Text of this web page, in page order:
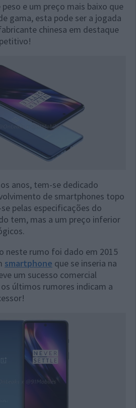
e um preço mais baixo que
gama, esta pode ser a jogada
chinesa em destaque
anos, tem-se dedicado
de smartphones topo
pelas especificações do
tem, mas a um preço inferior
neste rumo foi dado em 2015
smartphone que se inseria na
um sucesso comercial
últimos rumores indicam a